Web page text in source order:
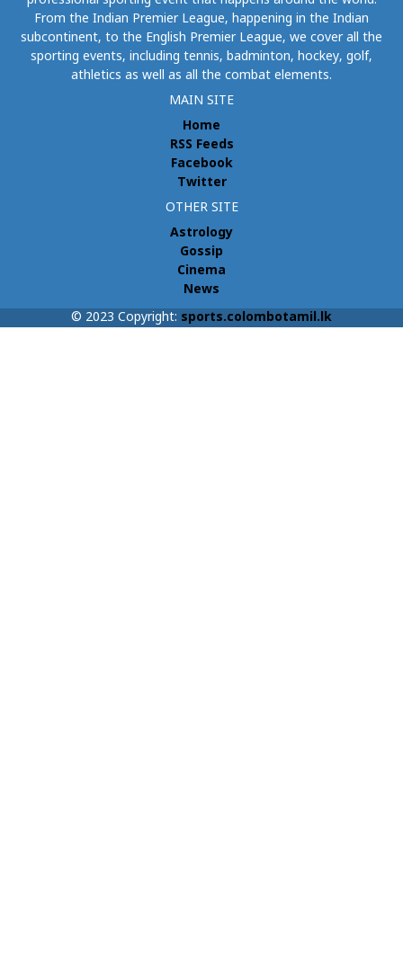
From the Indian Premier League, happening in the Indian
subcontinent, to the English Premier League, we cover all the
sporting events, including tennis, badminton, hockey, golf,
athletics as well as all the combat elements.
MAIN SITE
Home
RSS Feeds
Facebook
Twitter
OTHER SITE
Astrology
Gossip
Cinema
News
© 2023 Copyright: sports.colombotamil.lk